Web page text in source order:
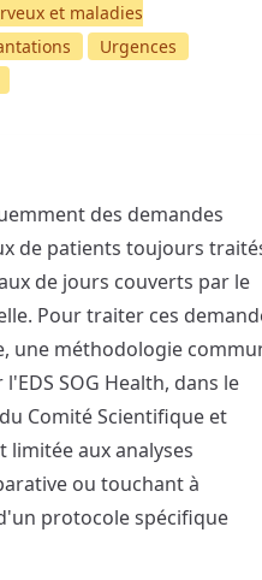
et maladies
Urgences
des demandes
de patients toujours
de jours couverts par le
Pour traiter ces
une méthodologie
SOG Health, dans le
Comité Scientifique et
limitée aux analyses
ou touchant à
protocole spécifique